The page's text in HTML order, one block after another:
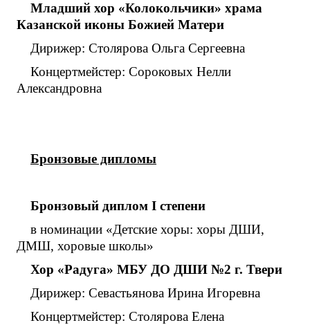
Младший хор «Колокольчики» храма
Казанской иконы Божией Матери
Дирижер: Столярова Ольга Сергеевна
Концертмейстер: Сороковых Нелли
Александровна
Бронзовые дипломы
Бронзовый диплом I степени
в номинации «Детские хоры: хоры ДШИ,
ДМШ, хоровые школы»
Хор «Радуга» МБУ ДО ДШИ №2 г. Твери
Дирижер: Севастьянова Ирина Игоревна
Концертмейстер: Столярова Елена